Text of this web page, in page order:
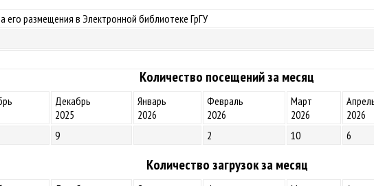
размещения в Электронной библиотеке ГрГУ
Количество посещений за месяц
Декабрь
2025
Январь
2026
Февраль
2026
Март
2026
2026
9 2 10 6
Количество загрузок за месяц